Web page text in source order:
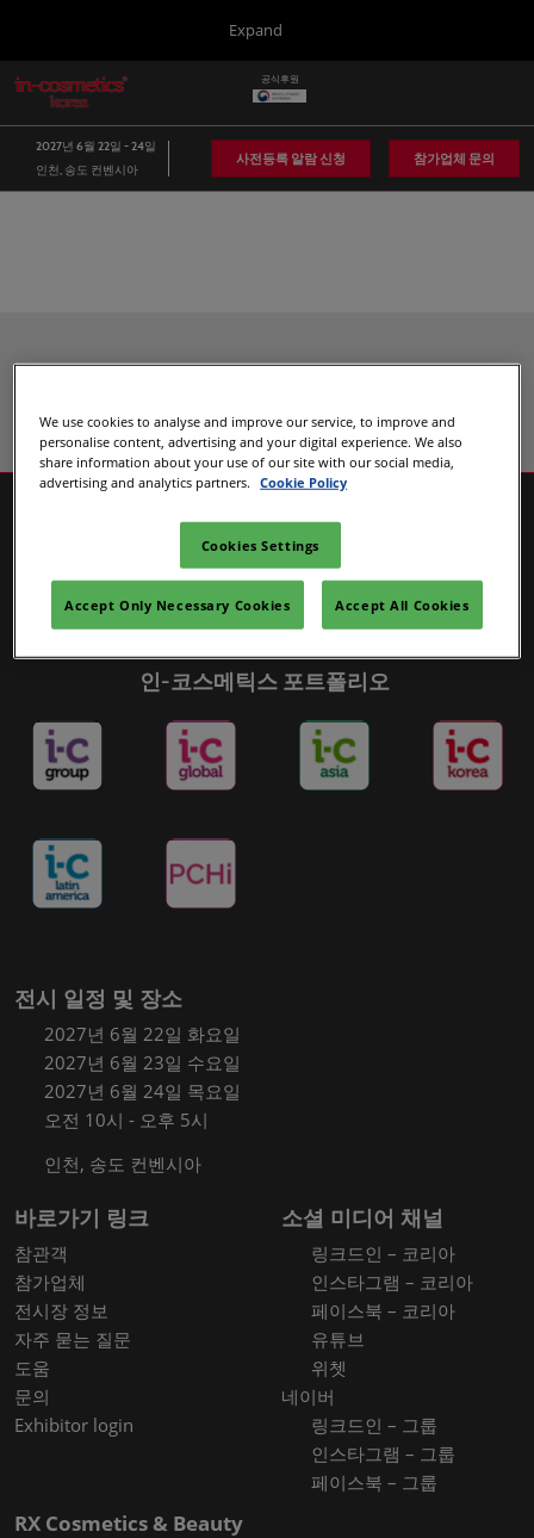
바
가
close
menu.
Expand
in-cosmetics Group
Global
Asia
글
로
벌
네
비
게
공식후원
2027년 6월 22일 - 24일
인천, 송도 컨벤시아
사전등록 알람 신청 참가업체 문의
추천 참가업체
인-코스메틱스 포트폴리오
전시 일정 및 장소
2027년 6월 22일 화요일
2027년 6월 23일 수요일
2027년 6월 24일 목요일
오전 10시 - 오후 5시
인천, 송도 컨벤시아
바로가기 링크
참관객
참가업체
전시장 정보
자주 묻는 질문
도움
문의
Exhibitor login
소셜 미디어 채널
링크드인 – 코리아
인스타그램 – 코리아
페이스북 – 코리아
유튜브
위쳇
네이버
링크드인 – 그룹
인스타그램 – 그룹
페이스북 – 그룹
RX Cosmetics & Beauty
We use cookies to analyse and improve our service, to improve and
personalise content, advertising and your digital experience. We also
share information about your use of our site with our social media,
advertising and analytics partners.
Cookie Policy
Cookies Settings
Accept Only Necessary Cookies Accept All Cookies